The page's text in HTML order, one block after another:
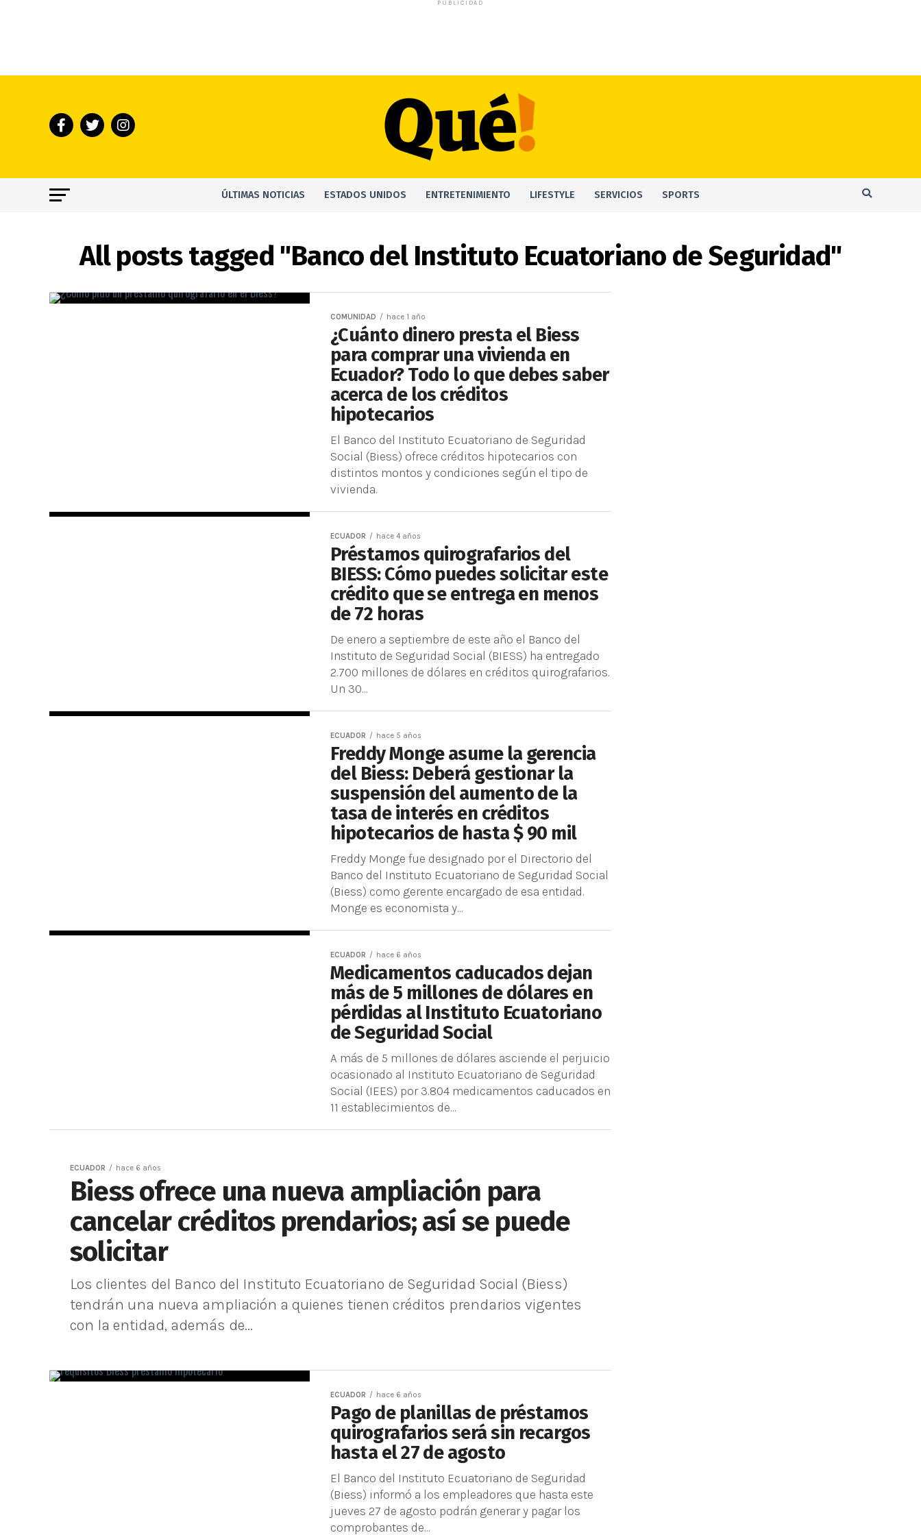
PUBLICIDAD
ÚLTIMAS NOTICIAS ESTADOS UNIDOS ENTRETENIMIENTO LIFESTYLE SERVICIOS SPORTS
All posts tagged "Banco del Instituto Ecuatoriano de Seguridad"
COMUNIDAD hace 1 año
¿Cuánto dinero presta el Biess
para comprar una vivienda en
Ecuador? Todo lo que debes saber
acerca de los créditos
hipotecarios
El Banco del Instituto Ecuatoriano de Seguridad
Social (Biess) ofrece créditos hipotecarios con
distintos montos y condiciones según el tipo de
vivienda.
ECUADOR hace 4 años
Préstamos quirografarios del
BIESS: Cómo puedes solicitar este
crédito que se entrega en menos
de 72 horas
De enero a septiembre de este año el Banco del
Instituto de Seguridad Social (BIESS) ha entregado
2.700 millones de dólares en créditos quirografarios.
Un 30...
ECUADOR hace 5 años
Freddy Monge asume la gerencia
del Biess: Deberá gestionar la
suspensión del aumento de la
tasa de interés en créditos
hipotecarios de hasta $ 90 mil
Freddy Monge fue designado por el Directorio del
Banco del Instituto Ecuatoriano de Seguridad Social
(Biess) como gerente encargado de esa entidad.
Monge es economista y...
ECUADOR hace 6 años
Medicamentos caducados dejan
más de 5 millones de dólares en
pérdidas al Instituto Ecuatoriano
de Seguridad Social
A más de 5 millones de dólares asciende el perjuicio
ocasionado al Instituto Ecuatoriano de Seguridad
Social (IEES) por 3.804 medicamentos caducados en
11 establecimientos de...
ECUADOR hace 6 años
Biess ofrece una nueva ampliación para
cancelar créditos prendarios; así se puede
solicitar
Los clientes del Banco del Instituto Ecuatoriano de Seguridad Social (Biess)
tendrán una nueva ampliación a quienes tienen créditos prendarios vigentes
con la entidad, además de...
ECUADOR hace 6 años
Pago de planillas de préstamos
quirografarios será sin recargos
hasta el 27 de agosto
El Banco del Instituto Ecuatoriano de Seguridad
(Biess) informó a los empleadores que hasta este
jueves 27 de agosto podrán generar y pagar los
comprobantes de...